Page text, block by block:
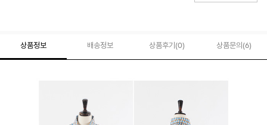
상품정보 배송정보 상품후기(0) 상품문의 (6)